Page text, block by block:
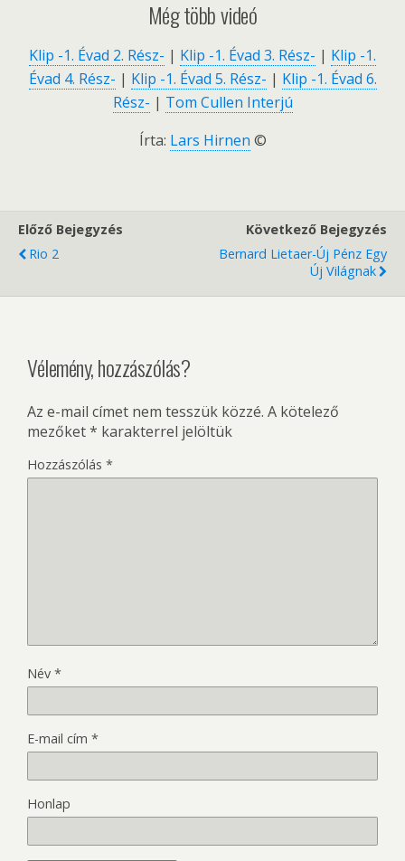
Még több videó
Klip -1. Évad 2. Rész- | Klip -1. Évad 3. Rész- | Klip -1.
Évad 4. Rész- | Klip -1. Évad 5. Rész- | Klip -1. Évad 6.
Rész- | Tom Cullen Interjú
Írta: Lars Hirnen ©
Előző Bejegyzés
Rio 2
Következő Bejegyzés
Bernard Lietaer-Új Pénz Egy
Új Világnak
Vélemény, hozzászólás?
Az e-mail címet nem tesszük közzé. A kötelező
mezőket* karakterrel jelöltük
Hozzászólás *
Név *
E-mail cím *
Honlap